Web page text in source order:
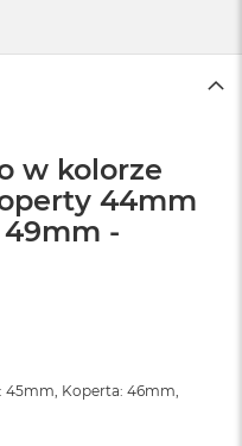
w kolorze
44mm
-
Koperta: 46mm,